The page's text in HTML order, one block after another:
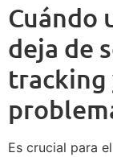
Cuándo
deja de
tracking
Es crucial para